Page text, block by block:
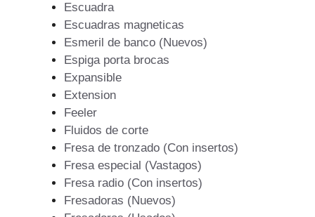
Escuadra
Escuadras magneticas
Esmeril de banco (Nuevos)
Espiga porta brocas
Expansible
Extension
Feeler
Fluidos de corte
Fresa de tronzado (Con insertos)
Fresa especial (Vastagos)
Fresa radio (Con insertos)
Fresadoras (Nuevos)